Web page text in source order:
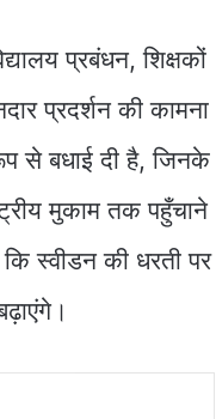
प्रबंधन, शिक्षकों
प्रदर्शन की कामना
से बधाई दी है, जिनके
मुकाम तक पहुँचाने
स्वीडन की धरती पर